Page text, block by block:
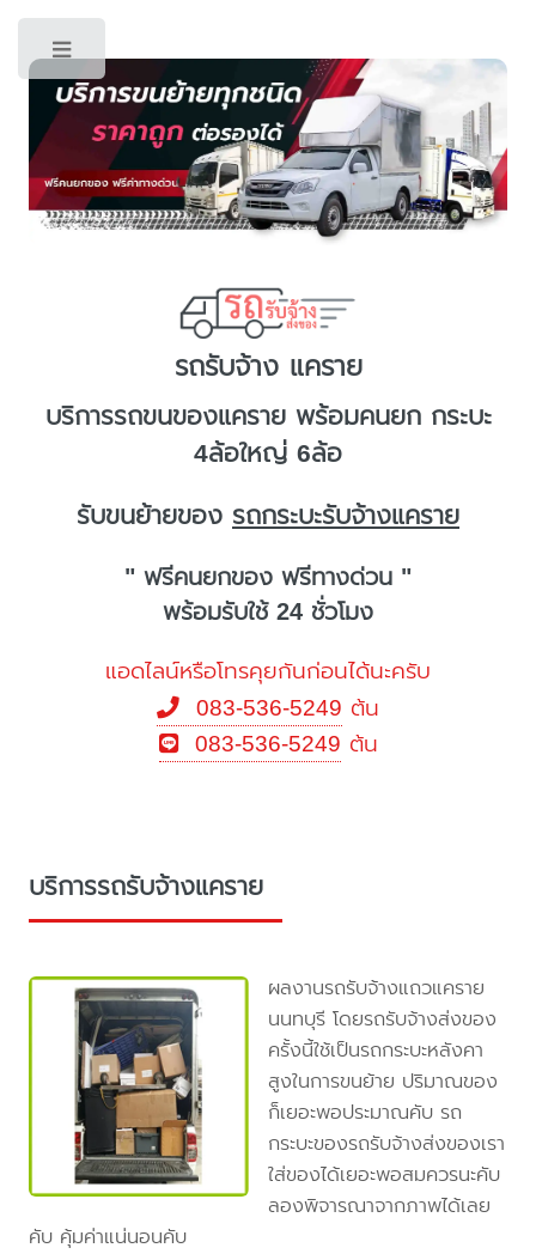
รถรับจ้าง แคราย
บริการรถขนของแครายพร้อมคนยก กระบะ
4ล้อใหญ่ 6ล้อ
รับขนย้ายของ รถกระบะรับจ้างแคราย
" ฟรีคนยกของ ฟรีทางด่วน "
พร้อมรับใช้ 24 ชั่วโมง
แอดไลน์หรือโทรคุยกันก่อนได้นะครับ
083-536-5249 ต้น
083-536-5249 ต้น
บริการรถรับจ้างแคราย
ผลงานรถรับจ้างแถวแคราย
นนทบุรี โดยรถรับจ้างส่งของ
ครั้งนี้ใช้เป็นรถกระบะหลังคา
สูงในการขนย้าย ปริมาณของ
ก็เยอะพอประมาณคับ รถ
กระบะของรถรับจ้างส่งของเรา
ใส่ของได้เยอะพอสมควรนะคับ
ลองพิจารณาจากภาพได้เลย
คับ คุ้มค่าแน่นอนคับ
Toggle